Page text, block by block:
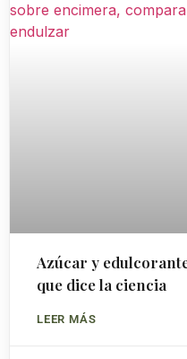
Azúcar y
que dice la ciencia
LEER MÁS